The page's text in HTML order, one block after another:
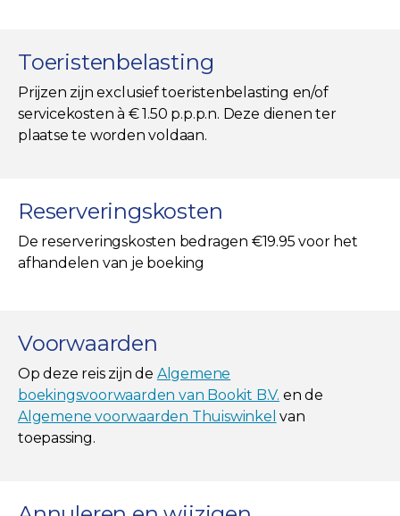
Toeristenbelasting
Prijzen zijn exclusief toeristenbelasting en/of
servicekosten à € 1.50 p.p.p.n. Deze dienen ter
plaatse te worden voldaan.
Reserveringskosten
De reserveringskosten bedragen €19.95 voor het
afhandelen van je boeking
Voorwaarden
Op deze reis zijn de Algemene
boekingsvoorwaarden van Bookit B.V. en de
Algemene voorwaarden Thuiswinkel van
toepassing.